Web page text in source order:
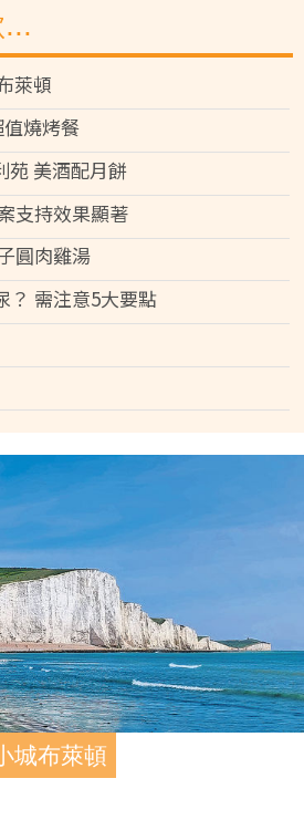
萊頓
燒烤餐
美酒配月餅
支持效果顯著
圓肉雞湯
？ 需注意5大要點
城布萊頓